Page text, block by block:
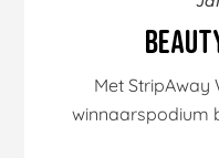
Met StripAway
winnaarspodium